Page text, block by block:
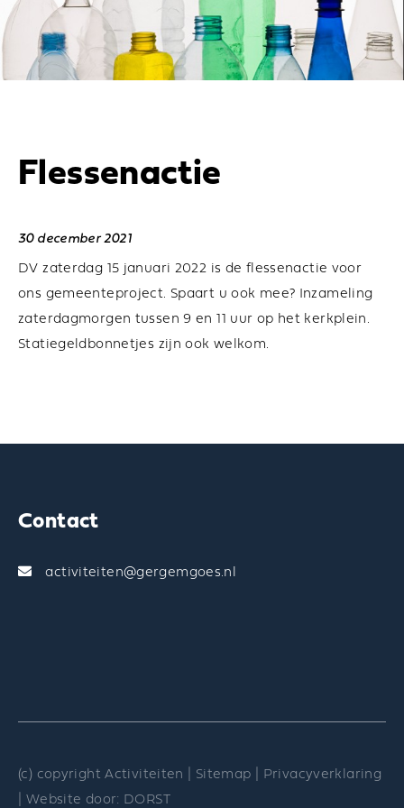
Flessenactie
30 december 2021
DV zaterdag 15 januari 2022 is de flessenactie voor
ons gemeenteproject. Spaart u ook mee? Inzameling
zaterdagmorgen tussen 9 en 11 uur op het kerkplein.
Statiegeldbonnetjes zijn ook welkom.
Contact
activiteiten@gergemgoes.nl
(c) copyright Activiteiten | Sitemap
Privacyverklaring
| Website door: DORST